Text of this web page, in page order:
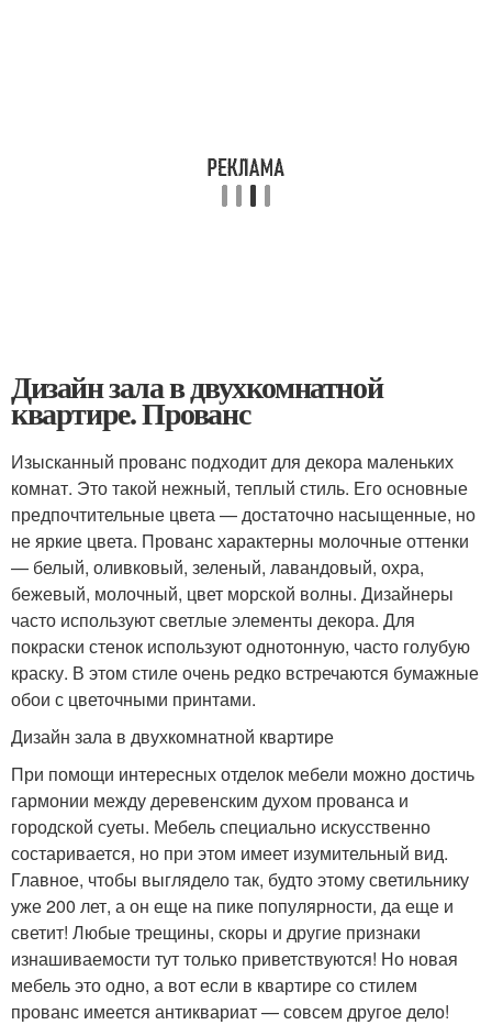
Дизайн зала в двухкомнатной
квартире. Прованс
Изысканный прованс подходит для декора маленьких
комнат. Это такой нежный, теплый стиль. Его основные
предпочтительные цвета — достаточно насыщенные, но
не яркие цвета. Прованс характерны молочные оттенки
— белый, оливковый, зеленый, лавандовый, охра,
бежевый, молочный, цвет морской волны. Дизайнеры
часто используют светлые элементы декора. Для
покраски стенок используют однотонную, часто голубую
краску. В этом стиле очень редко встречаются бумажные
обои с цветочными принтами.
Дизайн зала в двухкомнатной квартире
При помощи интересных отделок мебели можно достичь
гармонии между деревенским духом прованса и
городской суеты. Мебель специально искусственно
состаривается, но при этом имеет изумительный вид.
Главное, чтобы выглядело так, будто этому светильнику
уже 200 лет, а он еще на пике популярности, да еще и
светит! Любые трещины, скоры и другие признаки
изнашиваемости тут только приветствуются! Но новая
мебель это одно, а вот если в квартире со стилем
прованс имеется антиквариат — совсем другое дело!